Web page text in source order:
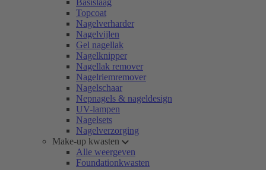
Basislaag
Topcoat
Nagelverharder
Nagelvijlen
Gel nagellak
Nagelknipper
Nagellak remover
Nagelriemremover
Nagelschaar
Nepnagels & nageldesign
UV-lampen
Nagelsets
Nagelverzorging
Make-up kwasten
Alle weergeven
Foundationkwasten